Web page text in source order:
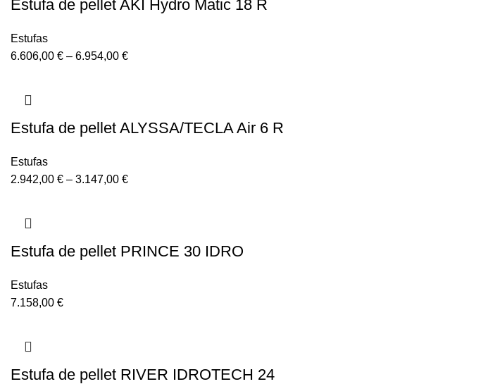
Estufa de pellet AKI Hydro Matic 18 R
Estufas
6.606,00 € – 6.954,00 €
Estufa de pellet ALYSSA/TECLA Air 6 R
Estufas
2.942,00 € – 3.147,00 €
Estufa de pellet PRINCE 30 IDRO
Estufas
7.158,00 €
Estufa de pellet RIVER IDROTECH 24